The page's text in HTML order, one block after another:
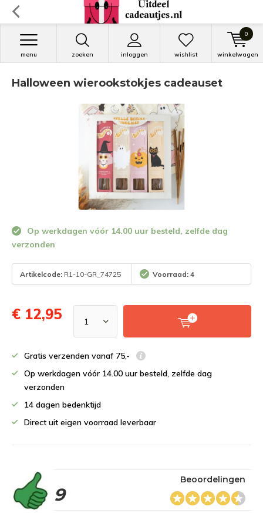
zoeken inloggen
menu wishlist winkelwagen
0
Halloween wierookstokjes cadeauset
Op werkdagen vóór 14.00 uur besteld, zelfde dag
verzonden
Artikelcode: R1-10-GR_74725 Voorraad: 4
€ 12,95
Gratis verzenden vanaf 75,-
Op werkdagen vóór 14.00 uur besteld, zelfde dag
verzonden
14 dagen bedenktijd
Direct uit eigen voorraad leverbaar
9
Beoordelingen